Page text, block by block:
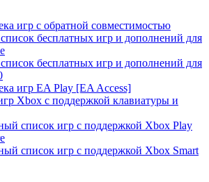
игр с обратной совместимостью
бесплатных игр и дополнений для
бесплатных игр и дополнений для
игр EA Play [EA Access]
Xbox c поддержкой клавиатуры и
список игр с поддержкой Xbox Play
список игр с поддержкой Xbox Smart